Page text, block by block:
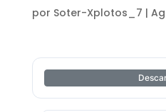
por Soter-Xplotos_7 |